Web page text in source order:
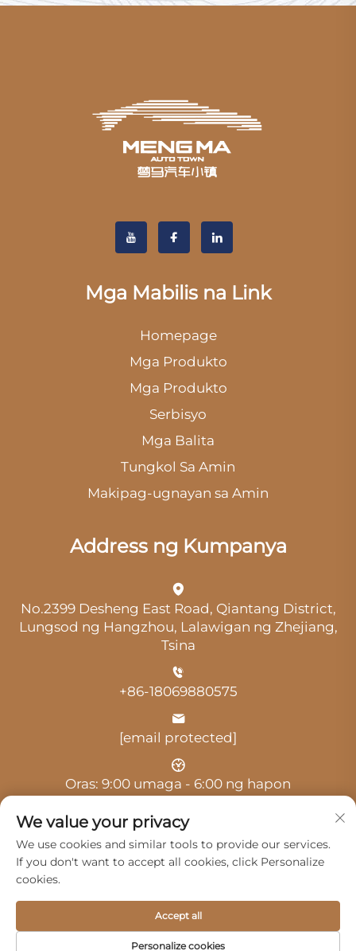
Mga Mabilis na Link
Homepage
Mga Produkto
Mga Produkto
Serbisyo
Mga Balita
Tungkol Sa Amin
Makipag-ugnayan sa Amin
Address ng Kumpanya
No.2399 Desheng East Road, Qiantang District,
Lungsod ng Hangzhou, Lalawigan ng Zhejiang,
Tsina
+86-18069880575
[email protected]
Oras: 9:00 umaga - 6:00 ng hapon
Patakaran sa Pagkakapribado
Mga Produkto Serbisyo
Tungkol Sa Amin
We value your privacy
We use cookies and similar tools to provide our services.
If you don't want to accept all cookies, click Personalize
cookies.
Personalize cookies
Accept all